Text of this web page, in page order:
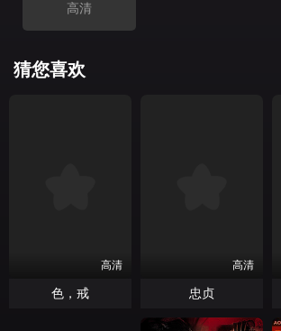
高清
猜您喜欢
高清
色，戒
高清
忠贞